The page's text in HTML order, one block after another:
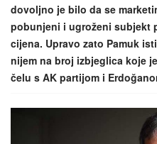
n
dovoljno je bilo da se
pobunjeni i ugroženi subjekt
cijena. Upravo zato Pamuk
nijem na broj izbjeglica koje
čelu s AK partijom i